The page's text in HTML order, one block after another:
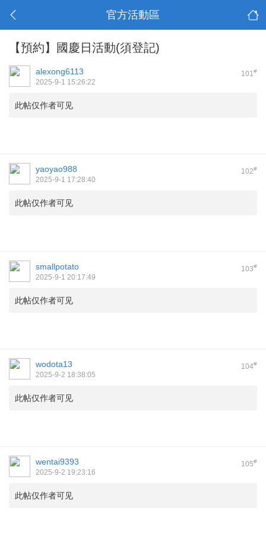
官方活動區
【預約】國慶日活動(須登記)
101#
alexong6113
2025-9-1 15:26:22
此帖仅作者可见
102#
yaoyao988
2025-9-1 17:28:40
此帖仅作者可见
103#
smallpotato
2025-9-1 20:17:49
此帖仅作者可见
104#
wodota13
2025-9-2 18:38:05
此帖仅作者可见
105#
wentai9393
2025-9-2 19:23:16
此帖仅作者可见